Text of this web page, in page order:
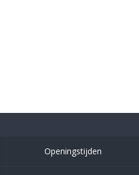
Openingstijden